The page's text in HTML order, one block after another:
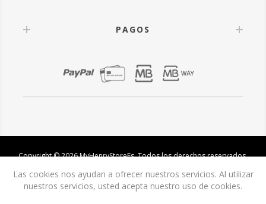
PAGOS
Copyright © 2026 MyHenryStoreEs. Todos los derechos reservados.
Las cookies nos ayudan a ofrecer nuestros servicios. Al utilizar
nuestros servicios, usted acepta nuestro uso de cookies.